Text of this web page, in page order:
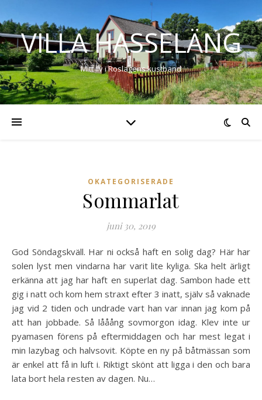
VILLA HASSELÄNG
Mitt liv i Roslagens kustband
OKATEGORISERADE
Sommarlat
juni 30, 2019
God Söndagskväll. Har ni också haft en solig dag? Här har
solen lyst men vindarna har varit lite kyliga. Ska helt ärligt
erkänna att jag har haft en superlat dag. Sambon hade ett
gig i natt och kom hem straxt efter 3 inatt, själv så vaknade
jag vid 2 tiden och undrade vart han var innan jag kom på
att han jobbade. Så lååång sovmorgon idag. Klev inte ur
pyamasen förens på eftermiddagen och har mest legat i
min lazybag och halvsovit. Köpte en ny på båtmässan som
är enkel att få in luft i. Riktigt skönt att ligga i den och bara
lata bort hela resten av dagen. Nu…